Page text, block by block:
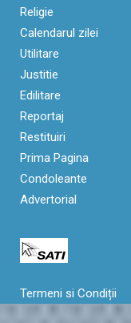
Religie
Calendarul zilei
Utilitare
Justitie
Edilitare
Reportaj
Restituiri
Prima Pagina
Condoleante
Advertorial
Termeni si Condiții